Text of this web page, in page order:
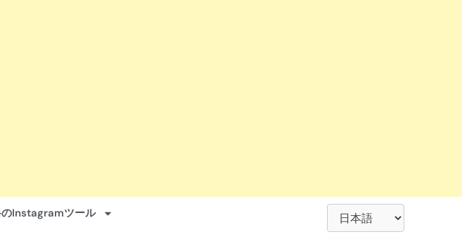
Instagramツール